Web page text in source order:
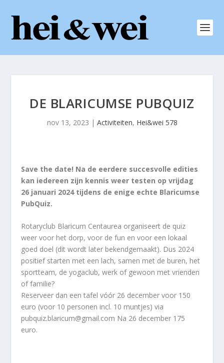
DE BLARICUMSE PUBQUIZ
nov 13, 2023 | Activiteiten, Hei&wei 578
Save the date! Na de eerdere succesvolle edities
kan iedereen zijn kennis weer testen op vrijdag
26 januari 2024 tijdens de enige echte Blaricumse
PubQuiz.
Rotaryclub Blaricum Centaurea organiseert de quiz
weer voor het dorp, voor de fun en voor een lokaal
goed doel (dit wordt later bekendgemaakt). Dus 2024
positief starten met een lach, samen met de buren, het
sportteam, de yogaclub, werk of gewoon met vrienden
of familie?
Reserveer dan een tafel vóór 26 december voor 150
euro (voor 10 personen incl. 10 muntjes) via
pubquiz.blaricum@gmail.com Na 26 december 175
euro.